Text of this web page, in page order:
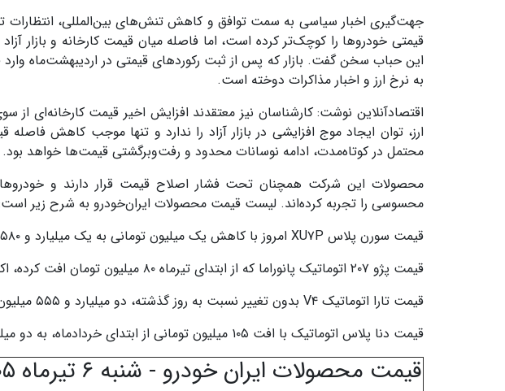
جهت‌گیری اخبار سیاسی به سمت توافق و کاهش تنش‌های بین‌المللی، انتظارات
قیمتی خودروها را کوچک‌تر کرده است، اما فاصله میان قیمت کارخانه و بازار
این حباب سخن گفت. بازار که پس از ثبت رکوردهای قیمتی در اردیبهشت‌ماه
به نرخ ارز و اخبار مذاکرات دوخته است.
اقتصادآنلاین نوشت: کارشناسان نیز معتقدند افزایش اخیر قیمت کارخانه‌ای از
ارز، توان ایجاد موج افزایشی در بازار آزاد را ندارد و تنها موجب کاهش
محتمل در کوتاه‌مدت، ادامه نوسانات محدود و رفت‌وبرگشتی قیمت‌ها خواهد بود.
محصولات این شرکت همچنان تحت فشار اصلاح قیمت قرار دارند و
محسوسی را تجربه کرده‌اند. لیست قیمت محصولات ایران‌خودرو به شرح زیر
قیمت سورن پلاس XU۷P امروز با کاهش یک میلیون تومانی به یک میلیارد و ۵۸۰ میلیون تومان رسید.
قیمت پژو ۲۰۷ اتوماتیک پانوراما که از ابتدای تیرماه ۸۰ میلیون تومان افت کرده، اکنون دو میلیارد و ۶۳۰ میلیون تومان است.
قیمت تارا اتوماتیک V۴ بدون تغییر نسبت به روز گذشته، دو میلیارد و ۵۵۵ میلیون تومان اعلام شد.
قیمت دنا پلاس اتوماتیک با افت ۱۰۵ میلیون تومانی از ابتدای خردادماه، به دو میلیارد و ۶۱۵ میلیون تومان رسید.
قیمت محصولات ایران خودرو - شنبه ۶ تیرماه ۱۴۰۵